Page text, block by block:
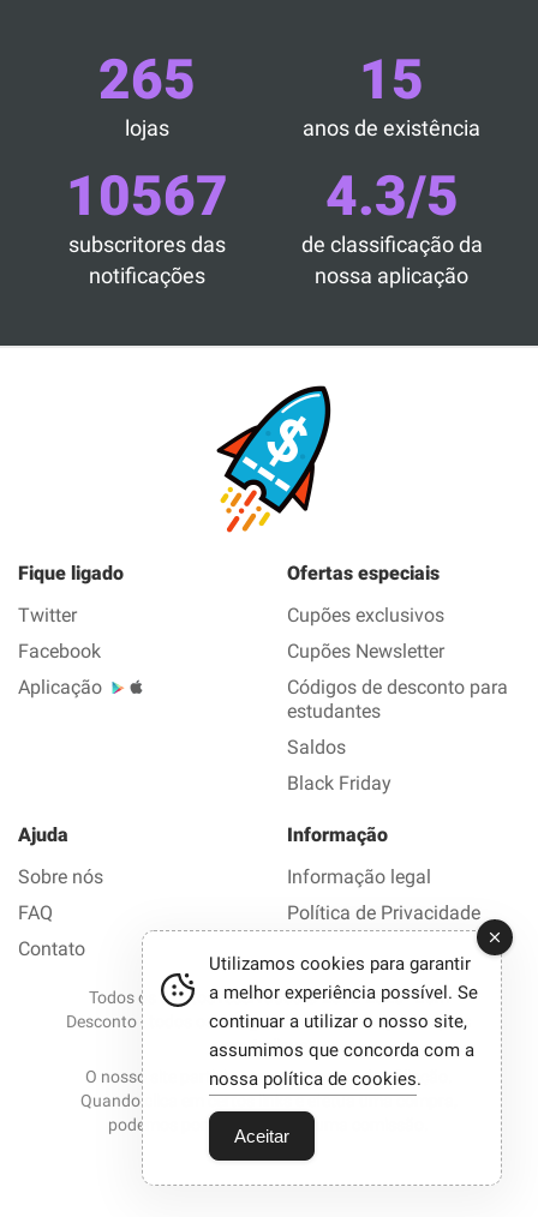
265
lojas
15
anos de existência
10567
subscritores das
notificações
4.3/5
de classificação da
nossa aplicação
Fique ligado
Twitter
Facebook
Aplicação
Ofertas especiais
Cupões exclusivos
Cupões Newsletter
Códigos de desconto para
estudantes
Saldos
Black Friday
Ajuda
Sobre nós
FAQ
Contato
Informação
Informação legal
Política de Privacidade
Todos os direitos reservados © 2012-2026 Bom
Desconto - todos os códigos de desconto e promoções
em 1 clique.
O nosso site participa em programas de afiliação.
Quando clica em certos links e efetua uma compra,
podemos por vezes receber uma comissão.
Utilizamos cookies para garantir
a melhor experiência possível. Se
continuar a utilizar o nosso site,
assumimos que concorda com a
nossa política de cookies.
Aceitar